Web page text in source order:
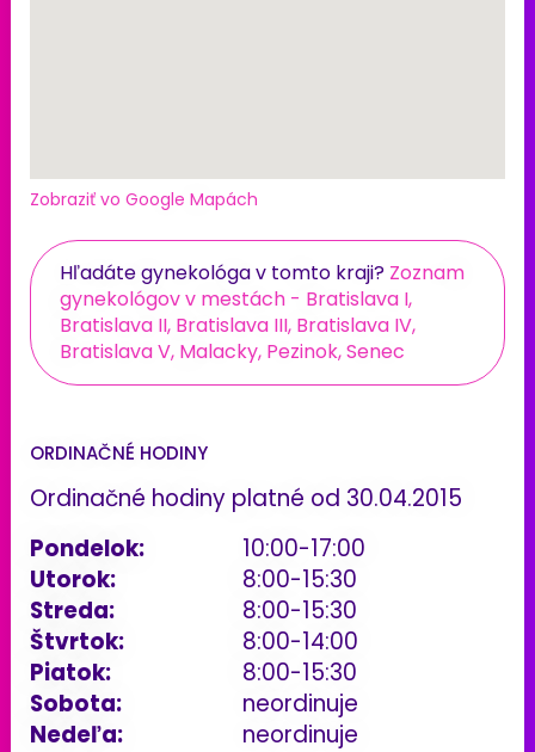
Zobraziť vo Google Mapách
Hľadáte gynekológa v tomto kraji? Zoznam
gynekológov v mestách - Bratislava I,
Bratislava II, Bratislava III, Bratislava IV,
Bratislava V, Malacky, Pezinok, Senec
ORDINAČNÉ HODINY
Ordinačné hodiny platné od 30.04.2015
Pondelok:
10:00-17:00
Utorok:
8:00-15:30
Streda:
8:00-15:30
Štvrtok:
8:00-14:00
Piatok:
8:00-15:30
Sobota:
neordinuje
Nedeľa:
neordinuje